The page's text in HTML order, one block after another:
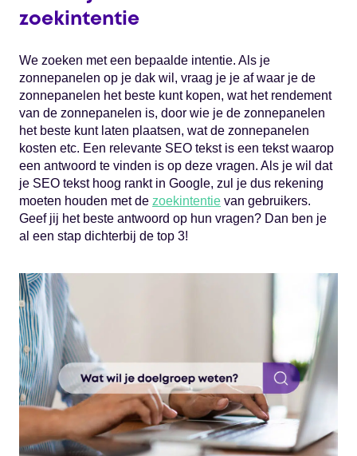
zoekintentie
We zoeken met een bepaalde intentie. Als je
zonnepanelen op je dak wil, vraag je je af waar je de
zonnepanelen het beste kunt kopen, wat het rendement
van de zonnepanelen is, door wie je de zonnepanelen
het beste kunt laten plaatsen, wat de zonnepanelen
kosten etc. Een relevante SEO tekst is een tekst waarop
een antwoord te vinden is op deze vragen. Als je wil dat
je SEO tekst hoog rankt in Google, zul je dus rekening
moeten houden met de zoekintentie van gebruikers.
Geef jij het beste antwoord op hun vragen? Dan ben je
al een stap dichterbij de top 3!